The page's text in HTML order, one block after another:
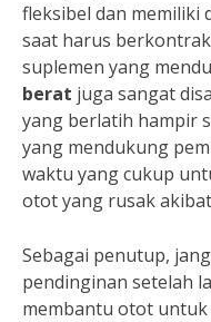
fleksibel dan memiliki
saat harus
suplemen yang
berat juga sangat
yang berlatih hampir
yang mendukung
waktu yang cukup
otot yang rusak
Sebagai penutup,
pendinginan setelah
membantu otot